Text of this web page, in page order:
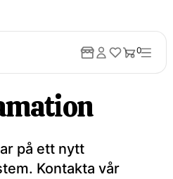
0
på ett nytt
Kontakta vår